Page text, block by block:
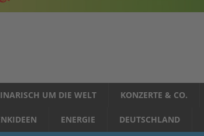
UM DIE WELT KONZERTE & CO.
ENERGIE DEUTSCHLAND